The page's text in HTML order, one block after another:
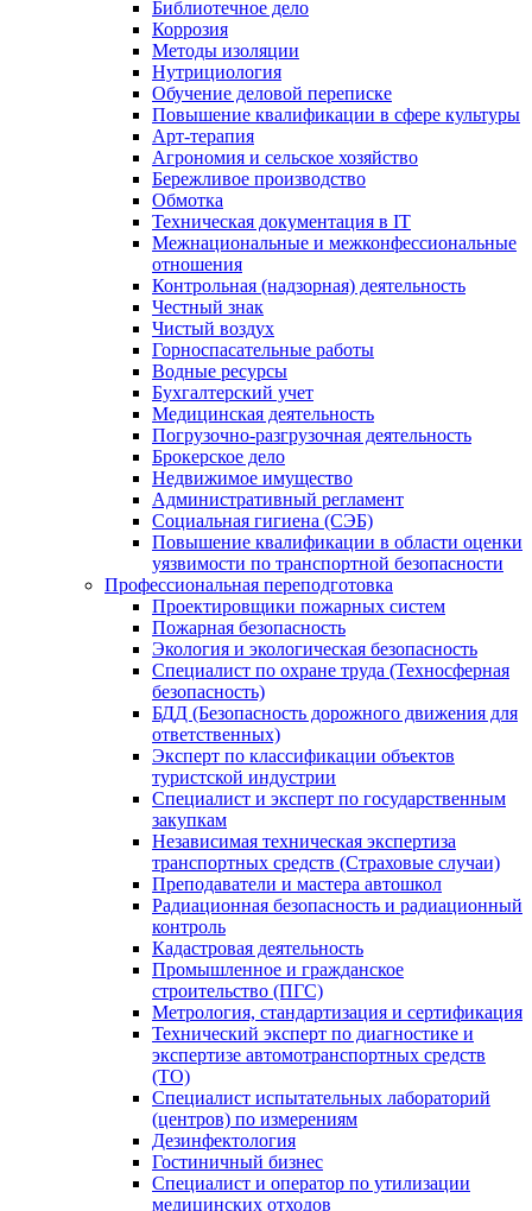
Библиотечное дело
Коррозия
Методы изоляции
Нутрициология
Обучение деловой переписке
Повышение квалификации в сфере культуры
Арт-терапия
Агрономия и сельское хозяйство
Бережливое производство
Обмотка
Техническая документация в IT
Межнациональные и межконфессиональные
отношения
Контрольная (надзорная) деятельность
Честный знак
Чистый воздух
Горноспасательные работы
Водные ресурсы
Бухгалтерский учет
Медицинская деятельность
Погрузочно-разгрузочная деятельность
Брокерское дело
Недвижимое имущество
Административный регламент
Социальная гигиена (СЭБ)
Повышение квалификации в области оценки
уязвимости по транспортной безопасности
Профессиональная переподготовка
Проектировщики пожарных систем
Пожарная безопасность
Экология и экологическая безопасность
Специалист по охране труда (Техносферная
безопасность)
БДД (Безопасность дорожного движения для
ответственных)
Эксперт по классификации объектов
туристской индустрии
Специалист и эксперт по государственным
закупкам
Независимая техническая экспертиза
транспортных средств (Страховые случаи)
Преподаватели и мастера автошкол
Радиационная безопасность и радиационный
контроль
Кадастровая деятельность
Промышленное и гражданское
строительство (ПГС)
Метрология, стандартизация и сертификация
Технический эксперт по диагностике и
экспертизе автомотранспортных средств
(ТО)
Специалист испытательных лабораторий
(центров) по измерениям
Дезинфектология
Гостиничный бизнес
Специалист и оператор по утилизации
медицинских отходов